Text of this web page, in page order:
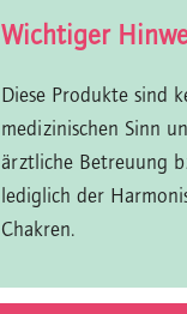
Wichtiger
Diese Produkte sind
medizinischen Sinn
ärztliche Betreuung
lediglich der
Chakren.